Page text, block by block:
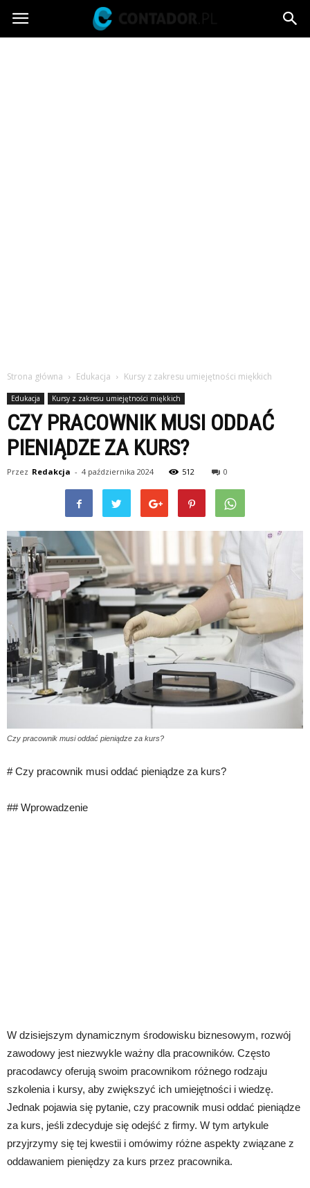
Contador.pl
Strona główna Edukacja Kursy z zakresu umiejętności miękkich
Edukacja Kursy z zakresu umiejętności miękkich
CZY PRACOWNIK MUSI ODDAĆ
PIENIĄDZE ZA KURS?
Przez Redakcja - 4 października 2024 512 0
Czy pracownik musi oddać pieniądze za kurs?
# Czy pracownik musi oddać pieniądze za kurs?
## Wprowadzenie
W dzisiejszym dynamicznym środowisku biznesowym, rozwój
zawodowy jest niezwykle ważny dla pracowników. Często
pracodawcy oferują swoim pracownikom różnego rodzaju
szkolenia i kursy, aby zwiększyć ich umiejętności i wiedzę.
Jednak pojawia się pytanie, czy pracownik musi oddać pieniądze
za kurs, jeśli zdecyduje się odejść z firmy. W tym artykule
przyjrzymy się tej kwestii i omówimy różne aspekty związane z
oddawaniem pieniędzy za kurs przez pracownika.